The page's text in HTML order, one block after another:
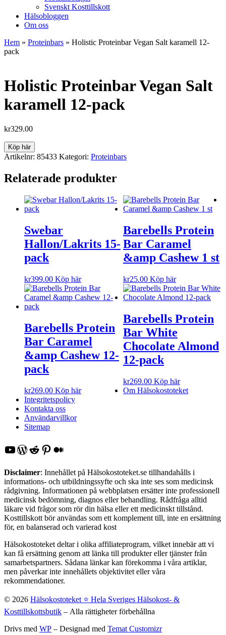
Svenskt Kosttillskott
Hälsobloggen
Om oss
Hem » Proteinbars » Holistic Proteinbar Vegan Salt karamell 12-
pack
Holistic Proteinbar Vegan Salt
karamell 12-pack
kr329.00
Köp här
Artikelnr: 85433 Kategori: Proteinbars
Relaterade produkter
Swebar
Hallon/Lakrits 15-
pack
kr399.00 Köp här
Barebells Protein
Bar Caramel
&amp Cashew 1 st
kr25.00 Köp här
Barebells Protein
Bar Caramel
&amp Cashew 12-
pack
kr269.00 Köp här
Barebells Protein
Bar White
Chocolate Almond
12-pack
kr269.00 Köp här
Om Hälsokostoteket
Integritetspolicy
Kontakta oss
Användarvillkor
Sitemap
YouTube
WordPress
Reddit
Pinterest
Medium
Disclaimer: Innehållet på Hälsokostoteket.se tillhandahålls i
informations- och utbildningssyfte och ska inte ses som medicinsk
rådgivning. Informationen på webbplatsen ersätter inte professionell
medicinsk bedömning, diagnos eller behandling. Rådfråga alltid
läkare vid frågor som rör din hälsa eller ett medicinskt tillstånd.
Kosttillskott bör användas som ett komplement till, inte en ersättning
för, en balanserad och varierad kost
Hälsokostoteket deltar i olika affiliateprogram, vilket innebär att vi
kan få ersättning genom att länka till produkter eller tjänster från
samarbetspartners. Sådana länkar kan förekomma i våra artiklar,
men påverkar inte innehållets objektivitet eller våra
rekommendationer.
© 2026 Hälsokostoteket ⭐️ Hela Sveriges Hälsokost- &
Kosttillskottsbutik – Alla rättigheter förbehållna
Drivs med WP – Designad med Temat Customizr